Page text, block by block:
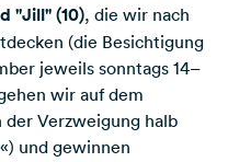
"Jill" (10), die wir nach
(die Besichtigung
jeweils sonntags 14–
wir auf dem
der Verzweigung halb
und gewinnen